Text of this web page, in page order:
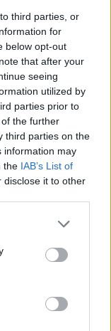
third parties, or
for
below opt-out
that after your
seeing
utilized by
parties prior to
the further
third parties on the
information may
the IAB’s List of
disclose it to other